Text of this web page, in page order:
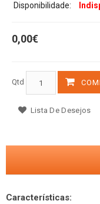
Disponibilidade:
0,00€
Qtd
Lista De Desejos
Características: